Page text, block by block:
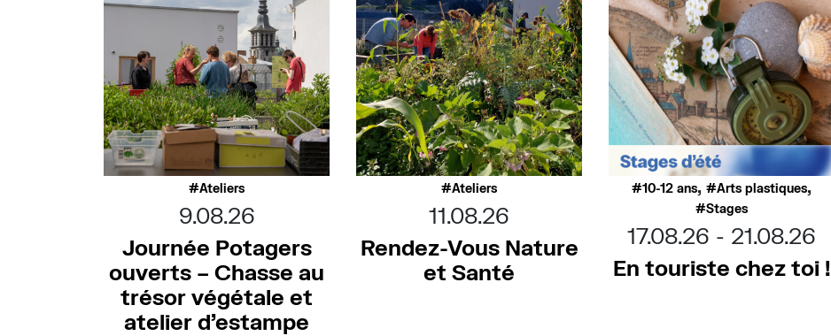
Ateliers
9.08.26
Journée Potagers
ouverts – Chasse au
trésor végétale et
atelier d’estampe
Ateliers
11.08.26
Rendez-Vous Nature
et Santé
10-12 ans, Arts plastiques,
Stages
17.08.26
21.08.26
En touriste chez toi !